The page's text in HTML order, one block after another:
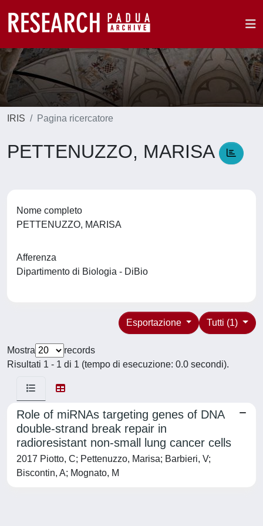
IRIS Pagina ricercatore
PETTENUZZO, MARISA
Nome completo
PETTENUZZO, MARISA
Afferenza
Dipartimento di Biologia - DiBio
Tutti (1)
Esportazione
Mostra
records
Risultati 1 - 1 di 1 (tempo di esecuzione: 0.0 secondi).
Role of miRNAs targeting genes of DNA
double-strand break repair in
radioresistant non-small lung cancer cells
2017 Piotto, C; Pettenuzzo, Marisa; Barbieri, V;
Biscontin, A; Mognato, M